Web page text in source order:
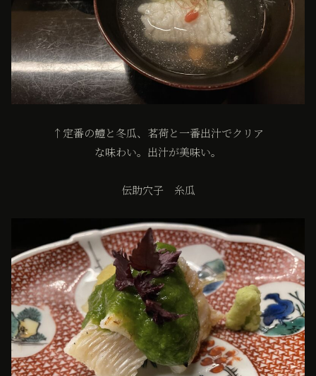
↑定番の鱧と冬瓜、茗荷と一番出汁でクリア
な味わい。出汁が美味い。
伝助穴子 糸瓜